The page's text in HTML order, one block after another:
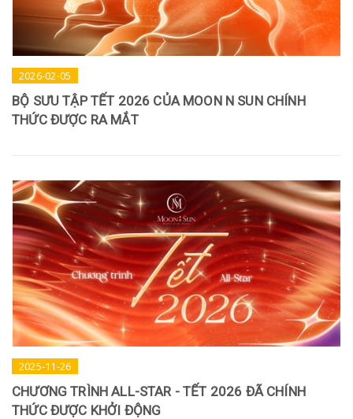
2026-02-05
BỘ SƯU TẬP TẾT 2026 CỦA MOON N SUN CHÍNH
THỨC ĐƯỢC RA MẮT
2025-11-26
CHƯƠNG TRÌNH ALL-STAR - TẾT 2026 ĐÃ CHÍNH
THỨC ĐƯỢC KHỞI ĐỘNG